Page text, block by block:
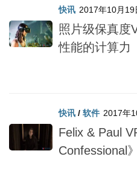
快讯 2017年10月19
照片级保真度
性能的计算力
快讯 / 软件 2017年
Felix & Paul
Confessional